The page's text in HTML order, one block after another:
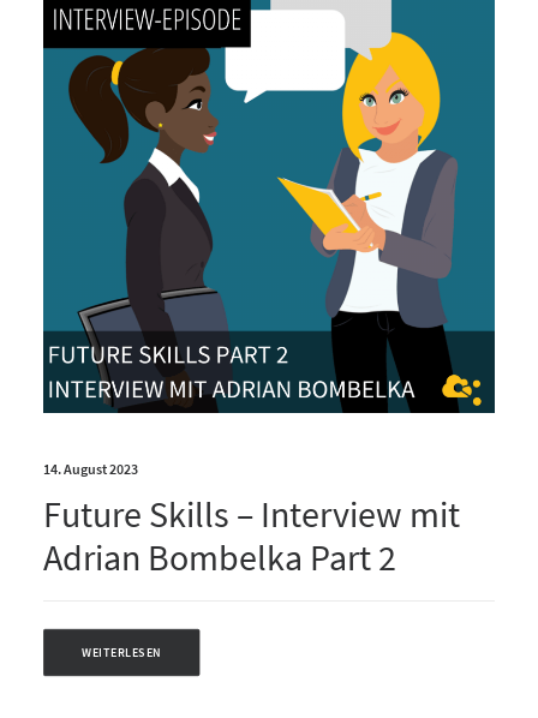
14. August 2023
Future Skills – Interview mit
Adrian Bombelka Part 2
WEITERLESEN